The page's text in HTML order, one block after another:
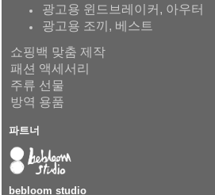
광고용 윈드브레이커, 아우터
광고용 조끼, 베스트
쇼핑백 맞춤 제작
패션 액세서리
주류 선물
방역 용품
파트너
bebloom studio